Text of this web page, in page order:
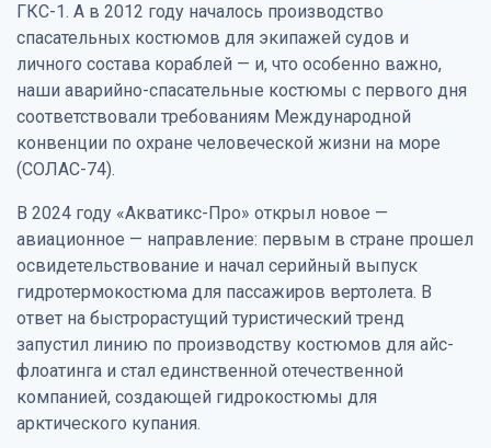
ГКС-1. А в 2012 году началось производство
спасательных костюмов для экипажей судов и
личного состава кораблей — и, что особенно важно,
наши аварийно-спасательные костюмы с первого дня
соответствовали требованиям Международной
конвенции по охране человеческой жизни на море
(СОЛАС-74).
В 2024 году «Акватикс-Про» открыл новое —
авиационное — направление: первым в стране прошел
освидетельствование и начал серийный выпуск
гидротермокостюма для пассажиров вертолета. В
ответ на быстрорастущий туристический тренд
запустил линию по производству костюмов для айс-
флоатинга и стал единственной отечественной
компанией, создающей гидрокостюмы для
арктического купания.